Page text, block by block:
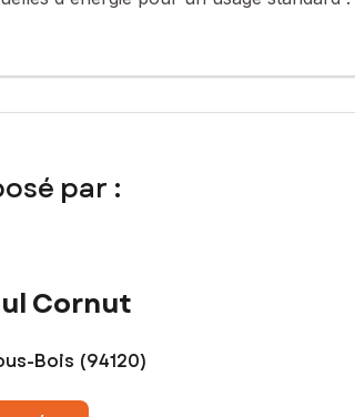
par :
Cornut
Bois (94120)